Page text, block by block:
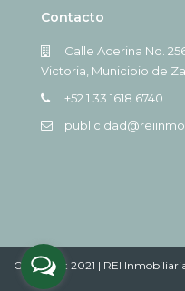
Contacto
Calle Acerina No.
Victoria, Municipio de
+52 1 33 1618 6740
Copyright 2021 | REI